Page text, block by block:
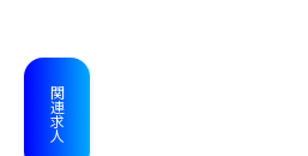
関連求人